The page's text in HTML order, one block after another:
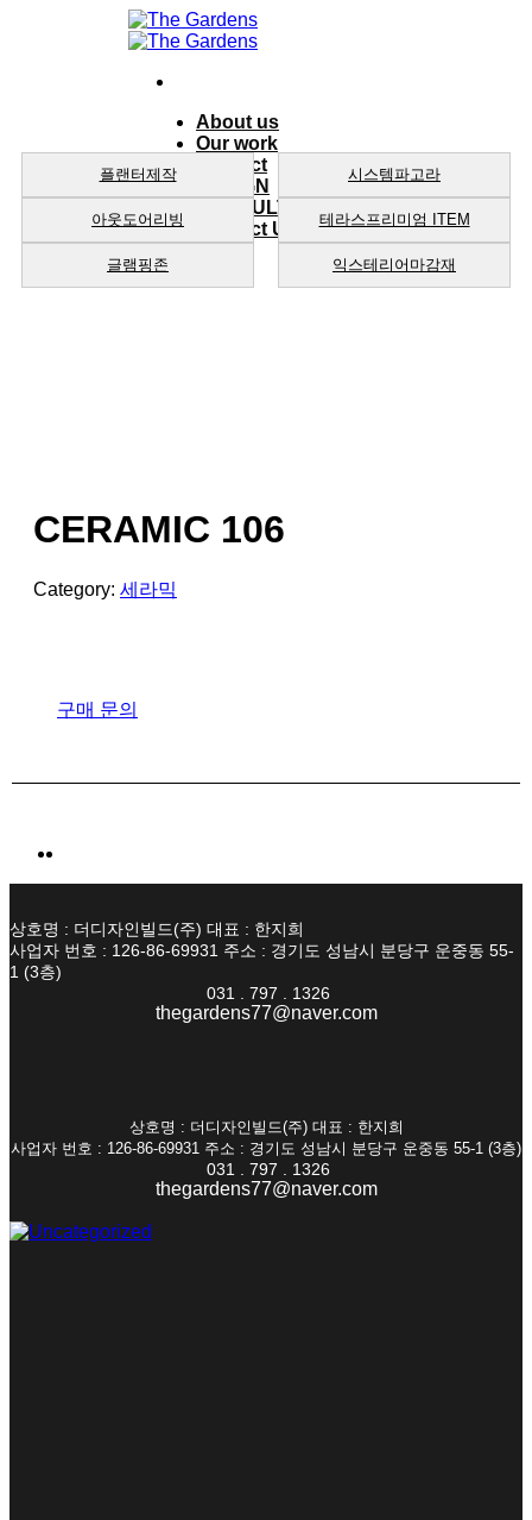
About us
Our work
product
DESIGN
CONSULTING
Contact Us
플랜터제작 시스템파고라
아웃도어리빙 테라스프리미엄 ITEM
글램핑존 익스테리어마감재
CERAMIC 106
Category: 세라믹
구매 문의
상호명 : 더디자인빌드(주) 대표 : 한지희
사업자 번호 : 126-86-69931 주소 : 경기도 성남시 분당구 운중동 55-
1 (3층)
031 . 797 . 1326
thegardens77@naver.com
상호명 : 더디자인빌드(주) 대표 : 한지희
사업자 번호 : 126-86-69931 주소 : 경기도 성남시 분당구 운중동 55-1 (3층)
031 . 797 . 1326
thegardens77@naver.com